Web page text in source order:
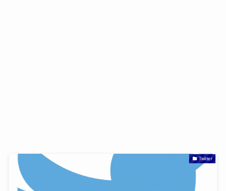
Twitter